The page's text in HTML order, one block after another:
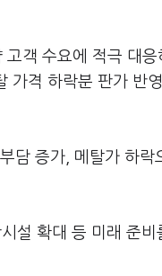
객 수요에 적극 대응
가격 하락분 판가 반
담 증가, 메탈가 하락
설 확대 등 미래 준